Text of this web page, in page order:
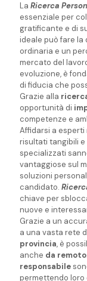
La Ricerca
essenziale per
gratificante e di
ideale può fare
ordinaria e un
mercato del
evoluzione, è
di fiducia che
Grazie alla
opportunità di
competenze e
Affidarsi a
risultati tangibili
specializzati
vantaggiose sul
soluzioni
candidato.
chiave per
nuove e
Grazie a un
a una vasta rete
provincia, è
anche da remoto
responsabile
permettendo loro